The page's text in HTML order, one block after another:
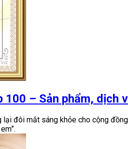
100 – Sản phẩm, dịch
đôi mắt sáng khỏe cho cộng